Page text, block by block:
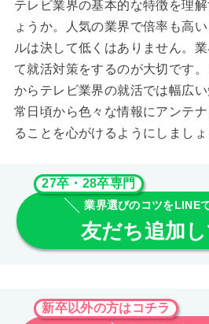
テレビ業界の基本的な特徴を理
ょうか。人気の業界で倍率も高
ルは決して低くはありません。
て就活対策をするのが大切です
からテレビ業界の就活では幅広い
常日頃から色々な情報にアンテ
ることを心がけるようにしましょ
27卒・28卒専門
業界選びのコツをLINE
友だち追加
新卒以外の方はコチラ